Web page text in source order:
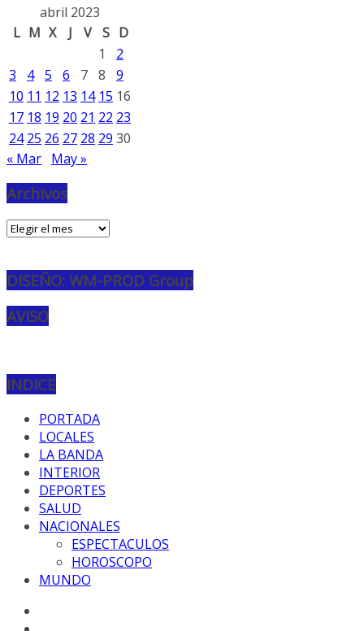
abril 2023
L M X J V S D
1
2
3
4 5 6 7 8
9
10 11 12 13 14 15 16
17 18 19 20 21 22 23
24 25 26 27 28 29 30
« Mar May »
Archivos
Archivos
DISEÑO: WM-PROD Group
AVISO
INDICE
PORTADA
LOCALES
LA BANDA
INTERIOR
DEPORTES
SALUD
NACIONALES
ESPECTACULOS
HOROSCOPO
MUNDO